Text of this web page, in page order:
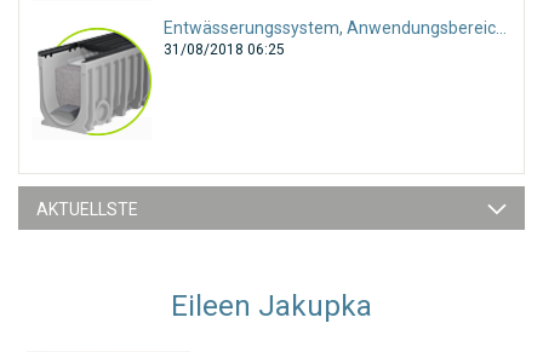
31/08/2018 06:25
AKTUELLSTE
Eileen Jakupka